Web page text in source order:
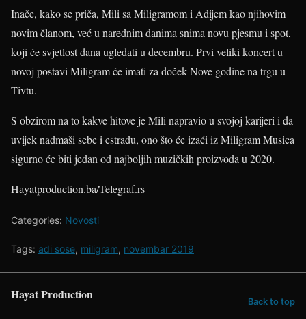
Inače, kako se priča, Mili sa Miligramom i Adijem kao njihovim
novim članom, već u narednim danima snima novu pjesmu i spot,
koji će svjetlost dana ugledati u decembru. Prvi veliki koncert u
novoj postavi Miligram će imati za doček Nove godine na trgu u
Tivtu.
S obzirom na to kakve hitove je Mili napravio u svojoj karijeri i da
uvijek nadmaši sebe i estradu, ono što će izaći iz Miligram Musica
sigurno će biti jedan od najboljih muzičkih proizvoda u 2020.
Hayatproduction.ba/Telegraf.rs
Categories: Novosti
Tags: adi sose, miligram, novembar 2019
Hayat Production Back to top